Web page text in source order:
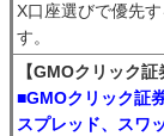
X口座選びで優先
す。
【GMOクリック
■GMOクリック証
スプレッド、スワ